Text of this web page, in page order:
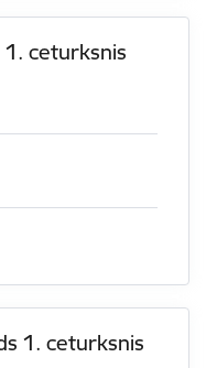
1. ceturksnis
1. ceturksnis